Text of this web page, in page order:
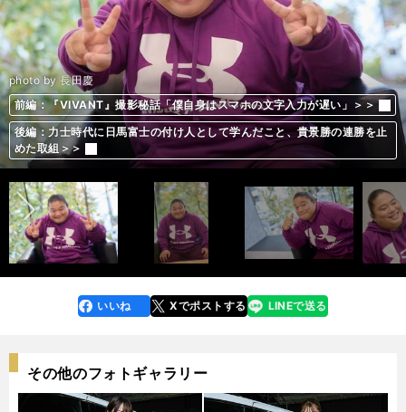
前編：『VIVANT』撮影秘話「僕自身はスマホの文字入力が遅い」＞＞
後編：力士時代に日馬富士の付け人として学んだこと、貴景勝の連勝を止
めた取組＞＞
photo by 長田慶
前編：『VIVANT』撮影秘話「僕自身はスマホの文字入力が遅い」＞＞
後編：力士時代に日馬富士の付け人として学んだこと、貴景勝の連勝を止
めた取組＞＞
前編：『VIVANT』撮影秘話「僕自身はスマホの文字入力が遅い」＞＞
後編：力士時代に日馬富士の付け人として学んだこと、貴景勝の連勝を止
めた取組＞＞
前編：『VIVANT』撮影秘話「僕自身はスマホの文字入力が遅い」＞＞
後編：力士時代に日馬富士の付け人として学んだこと、貴景勝の連勝を止
めた取組＞＞
前編：『VIVANT』撮影秘話「僕自身はスマホの文字入力が遅い」＞＞
後編：力士時代に日馬富士の付け人として学んだこと、貴景勝の連勝を止
めた取組＞＞
前編：『VIVANT』撮影秘話「僕自身はスマホの文字入力が遅い」＞＞
後編：力士時代に日馬富士の付け人として学んだこと、貴景勝の連勝を止
めた取組＞＞
前編：『VIVANT』撮影秘話「僕自身はスマホの文字入力が遅い」＞＞
後編：力士時代に日馬富士の付け人として学んだこと、貴景勝の連勝を止
めた取組＞＞
前編：『VIVANT』撮影秘話「僕自身はスマホの文字入力が遅い」＞＞
後編：力士時代に日馬富士の付け人として学んだこと、貴景勝の連勝を止
めた取組＞＞
前へ
faceboo
k
いいね Xでポストする
line LINEで送る
その他のフォトギャラリー